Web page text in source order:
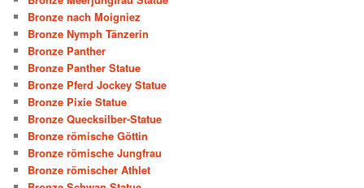
Bronze nach Moigniez
Bronze Nymph Tänzerin
Bronze Panther
Bronze Panther Statue
Bronze Pferd Jockey Statue
Bronze Pixie Statue
Bronze Quecksilber-Statue
Bronze römische Göttin
Bronze römische Jungfrau
Bronze römischer Athlet